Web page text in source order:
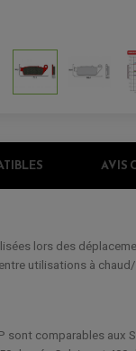
AVIS
lors des
utilisations à
sont comparables aux